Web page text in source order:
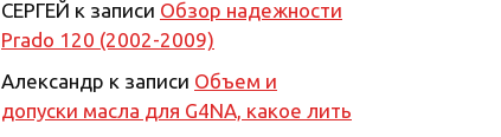
СЕРГЕЙ к записи Обзор надежности
Prado 120 (2002-2009)
Александр к записи Объем и
допуски масла для G4NA, какое лить